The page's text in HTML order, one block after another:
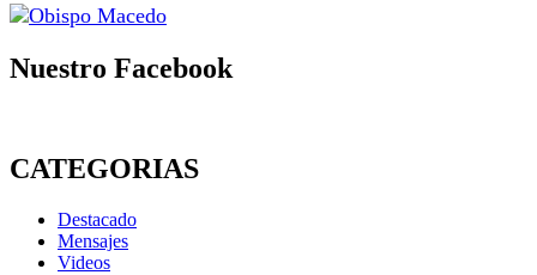
Nuestro Facebook
CATEGORIAS
Destacado
Mensajes
Videos